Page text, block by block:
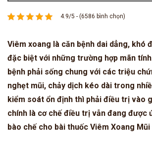
4.9/5 - (6586 bình chọn)
Viêm xoang là căn bệnh dai dẳng, khó
đặc biệt với những trường hợp mãn
bệnh phải sống chung với các triệu
nghẹt mũi, chảy dịch kéo dài trong
kiểm soát ổn định thì phải điều trị vào
chính là cơ chế điều trị vẫn đang được
bào chế cho bài thuốc Viêm Xoang